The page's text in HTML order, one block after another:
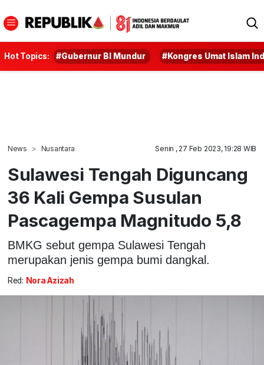
Hot Topics: #Gubernur BI Mundur #Kongres Umat Islam
News Nusantara Senin , 27 Feb 2023, 19:28 WIB
Sulawesi Tengah Diguncang
36 Kali Gempa Susulan
Pascagempa Magnitudo 5,8
BMKG sebut gempa Sulawesi Tengah
merupakan jenis gempa bumi dangkal.
Red: Nora Azizah